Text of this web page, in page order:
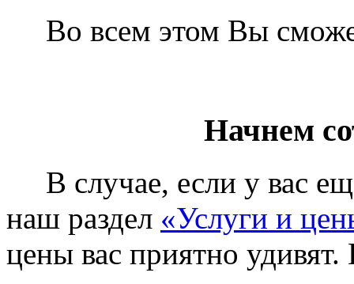
Во всем этом Вы
Начнем
В случае, если у вас
наш раздел «Услуги и
цены вас приятно